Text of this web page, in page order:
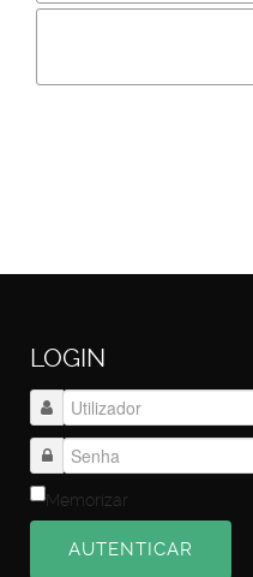
Primeiro autentique-se...
LOGIN
Memorizar
AUTENTICAR